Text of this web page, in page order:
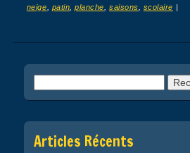
neige
patin ,planche ,saisons scolaire
Post navigation
Articles Récents